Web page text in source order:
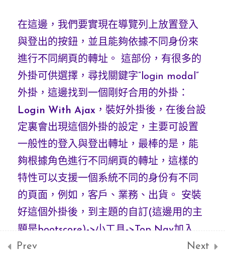
前端JS使用AJAX將訂單
資料送至伺服器後端PHP
並用mail送出訂單
將訂單資料寫入至
MySQL資料庫(正規化)
CSS的設置
WordPress上的主題
- 月曆Calendar
12
WordPress外掛開發
與月曆外掛
1
在這邊，我們要實現在導覽列上放置登入
與登出的按鈕，並且能夠依據不同身份來
進行不同網頁的轉址。 這部份，有很多的
外掛可供選擇，尋找關鍵字”login modal”
外掛，這邊找到一個剛好合用的外掛：
Login With Ajax ，裝好外掛後，在後台設
定裏會出現這個外掛的設定，主要可設置
一般性的登入與登出轉址，最棒的是，能
夠根據角色進行不同網頁的轉址，這樣的
特性可以支援一個系統不同的身份有不同
的頁面，例如，客戶、業務、出貨。 安裝
好這個外掛後，到主題的自訂(這邊用的主
題是bootscore)->小工具->Top Nav加入
Login With Ajax：
Prev Next